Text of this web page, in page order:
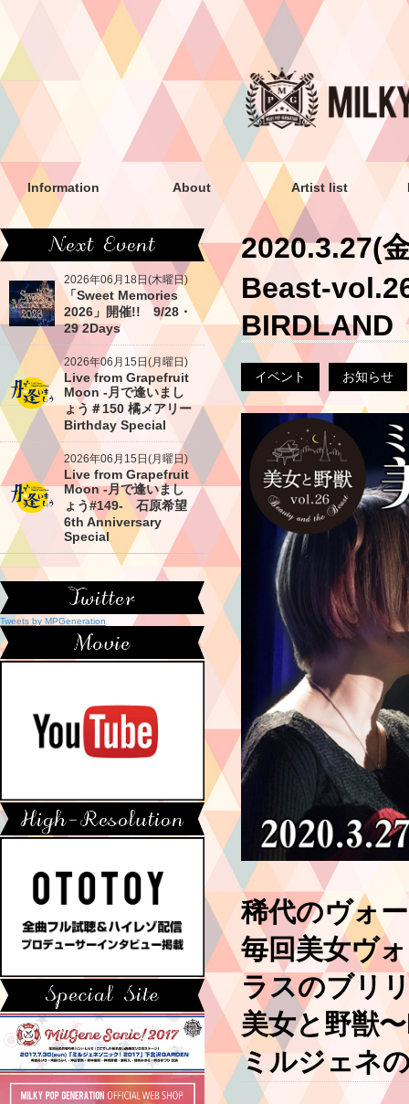
Information About Artist list
2020.3.27(
Beast-
BIRDLAND
イベント お知らせ
稀代のヴォ
毎回美女ヴ
ラスのブリ
美女と野獣
ミルジェネ
2026年06月18日(木曜日)
「Sweet Memories
2026」開催!! 9/28・
29 2Days
2026年06月15日(月曜日)
Live from Grapefruit
Moon -月で逢いまし
ょう＃150 橘メアリー
Birthday Special
2026年06月15日(月曜日)
Live from Grapefruit
Moon -月で逢いまし
ょう#149- 石原希望
6th Anniversary
Special
Tweets by MPGeneration